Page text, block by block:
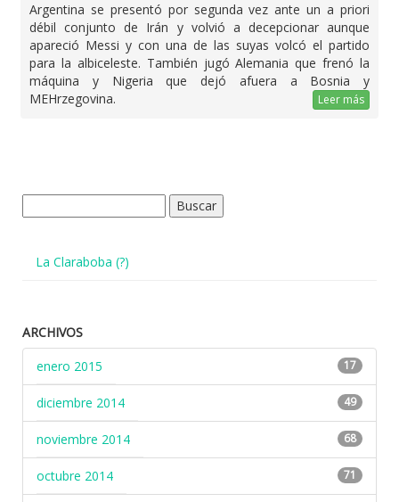
Argentina se presentó por segunda vez ante un a priori
débil conjunto de Irán y volvió a decepcionar aunque
apareció Messi y con una de las suyas volcó el partido
para la albiceleste. También jugó Alemania que frenó la
máquina y Nigeria que dejó afuera a Bosnia y
MEHrzegovina.
Leer más
La Claraboba (?)
ARCHIVOS
enero 2015
17
diciembre 2014 49
noviembre 2014 68
octubre 2014 71